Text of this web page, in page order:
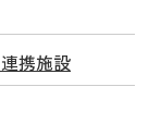
携施設